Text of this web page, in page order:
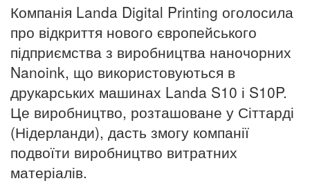
Компанія Landa Digital Printing оголосила
про відкриття нового європейського
підприємства з виробництва наночорних
Nanoink, що використовуються в
друкарських машинах Landa S10 і S10P.
Це виробництво, розташоване у Сіттарді
(Нідерланди), дасть змогу компанії
подвоїти виробництво витратних
матеріалів.